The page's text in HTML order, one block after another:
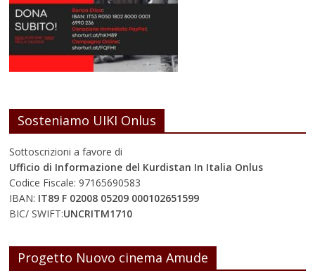
Sosteniamo UIKI Onlus
Sottoscrizioni a favore di
Ufficio di Informazione del Kurdistan In Italia Onlus
Codice Fiscale: 97165690583
IBAN: IT89 F 02008 05209 000102651599
BIC/ SWIFT:UNCRITM1710
Progetto Nuovo cinema Amude